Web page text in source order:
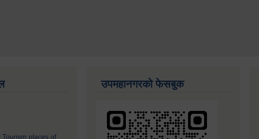
places of
उपमहानगरको फेसबुक